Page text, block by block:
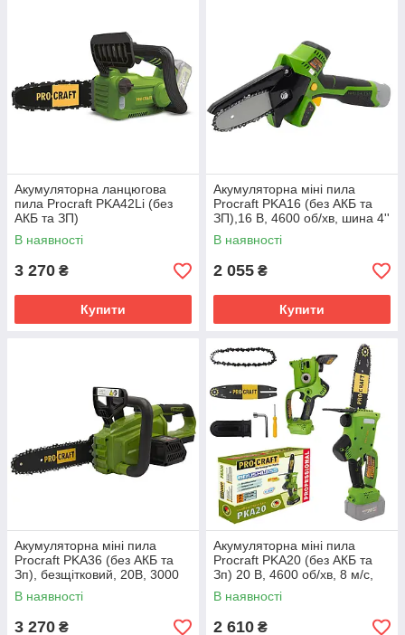
Акумуляторна ланцюгова
пила Procraft PKA42Li (без
АКБ та ЗП)
В наявності
3 270 ₴
Купити
Акумуляторна міні пила
Procraft PKA16 (без АКБ та
ЗП),16 В, 4600 об/хв, шина 4''
(10 см), безщіткова
В наявності
2 055 ₴
Купити
Акумуляторна міні пила
Procraft PKA36 (без АКБ та
Зп), безщітковий, 20В, 3000
об/хв, шина 10" (25см), крок
3/8.
В наявності
3 270 ₴
Акумуляторна міні пила
Procraft PKA20 (без АКБ та
Зп) 20 В, 4600 об/хв, 8 м/с,
шина 20 см, 1/4 ''.
В наявності
2 610 ₴